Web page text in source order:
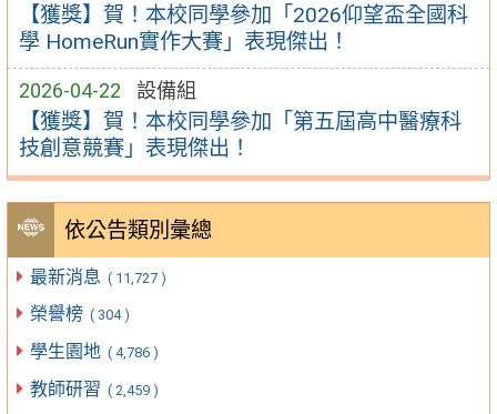
【獲獎】賀！本校同學參加「2026仰望盃全國科
學 HomeRun實作大賽」表現傑出！
2026-04-22 設備組
【獲獎】賀！本校同學參加「第五屆高中醫療科
技創意競賽」表現傑出！
依公告類別彙總
最新消息 ( 11,727 )
榮譽榜 ( 304 )
學生園地 ( 4,786 )
教師研習 ( 2,459 )